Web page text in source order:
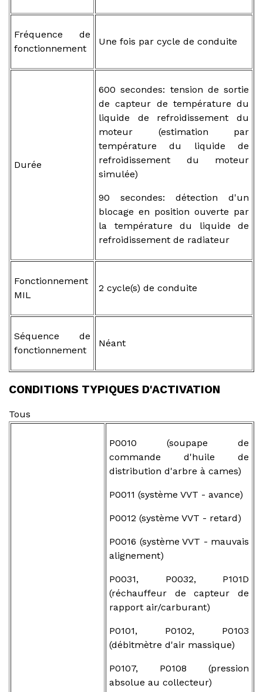
Fréquence de
fonctionnement
Une fois par cycle de conduite
Durée
600 secondes: tension de sortie
de capteur de température du
liquide de refroidissement du
moteur (estimation par
température du liquide de
refroidissement du moteur
simulée)
90 secondes: détection d'un
blocage en position ouverte par
la température du liquide de
refroidissement de radiateur
Fonctionnement
MIL
2 cycle(s) de conduite
Séquence de
fonctionnement
Néant
CONDITIONS TYPIQUES D'ACTIVATION
Tous
P0010 (soupape de
commande d'huile de
distribution d'arbre à cames)
P0011 (système VVT - avance)
P0012 (système VVT - retard)
P0016 (système VVT - mauvais
alignement)
P0031, P0032, P101D
(réchauffeur de capteur de
rapport air/carburant)
P0101, P0102, P0103
(débitmètre d'air massique)
P0107, P0108 (pression
absolue au collecteur)